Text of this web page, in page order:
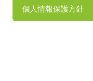
個人情報保護方針